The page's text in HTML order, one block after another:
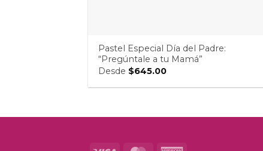
Pastel Especial Día del Padre:
“Pregúntale a tu Mamá”
Desde $645.00